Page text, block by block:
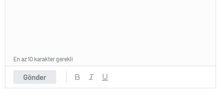
Gönder
En az 10 karakter gerekli